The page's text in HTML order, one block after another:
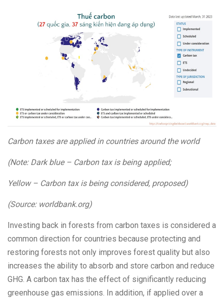
Carbon taxes are applied in countries around the world
(Note: Dark blue – Carbon tax is being applied;
Yellow – Carbon tax is being considered, proposed)
(Source: worldbank.org)
Investing back in forests from carbon taxes is considered a
common direction for countries because protecting and
restoring forests not only improves forest quality but also
increases the ability to absorb and store carbon and reduce
GHG. A carbon tax has the effect of significantly reducing
greenhouse gas emissions. In addition, if applied over a